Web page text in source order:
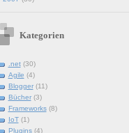
Kategorien
.net (30)
Agile (4)
Blogger (11)
Bücher (3)
Frameworks (8)
IoT (1)
Plugins (4)